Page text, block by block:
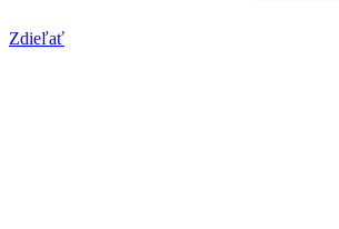
Zdieľať